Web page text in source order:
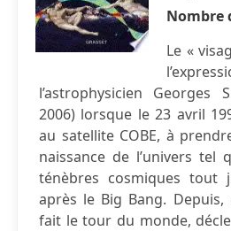
Nombre
Le «
l’astrophysicien Georges
2006) lorsque le 23 avril
au satellite COBE, à
naissance de l’univers tel
ténèbres cosmiques tout
après le Big Bang.
fait le tour du monde,